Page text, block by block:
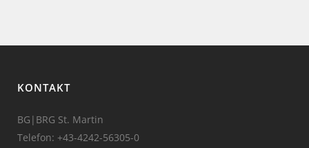
KONTAKT
BG|BRG St. Martin
Telefon: +43-4242-56305-0